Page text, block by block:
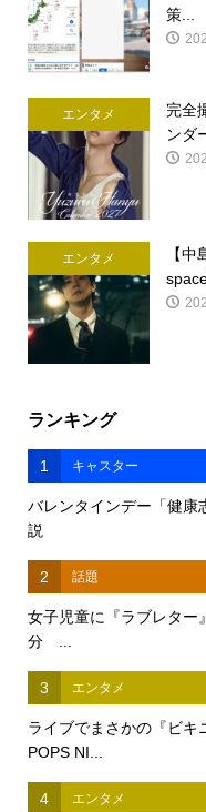
策...
エンタメ
完全
ンダ
エンタメ
【
ランキング
1 キャスター
バレンタインデー「健康
説
2 話題
女子児童に『ラブレタ
分 ...
3 エンタメ
ライブでまさかの『ビ
POPS NI...
4 エンタメ